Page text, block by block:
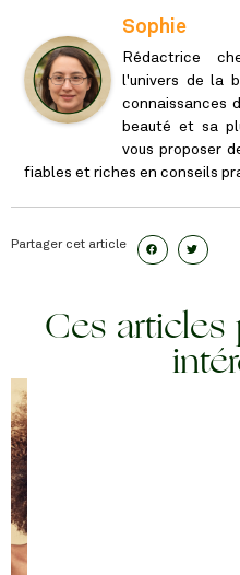
Sophie
Rédactrice
l'univers de la
connaissances
beauté et sa
vous proposer
fiables et riches en conseils
Partager cet article
Ces